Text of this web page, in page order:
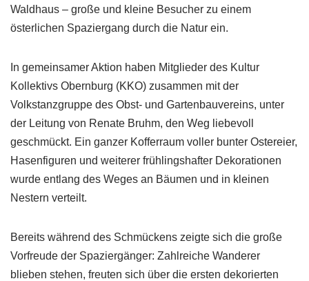
Waldhaus – große und kleine Besucher zu einem
österlichen Spaziergang durch die Natur ein.
In gemeinsamer Aktion haben Mitglieder des Kultur
Kollektivs Obernburg (KKO) zusammen mit der
Volkstanzgruppe des Obst- und Gartenbauvereins, unter
der Leitung von Renate Bruhm, den Weg liebevoll
geschmückt. Ein ganzer Kofferraum voller bunter Ostereier,
Hasenfiguren und weiterer frühlingshafter Dekorationen
wurde entlang des Weges an Bäumen und in kleinen
Nestern verteilt.
Bereits während des Schmückens zeigte sich die große
Vorfreude der Spaziergänger: Zahlreiche Wanderer
blieben stehen, freuten sich über die ersten dekorierten